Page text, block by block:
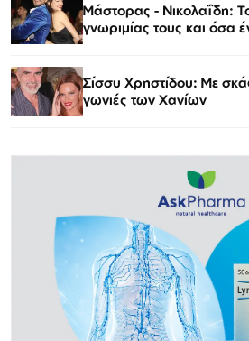
Μάστορας - Νικολαΐδη:
γνωριμίας τους και όσα
Σίσσυ Χρηστίδου: Με
γωνιές των Χανίων